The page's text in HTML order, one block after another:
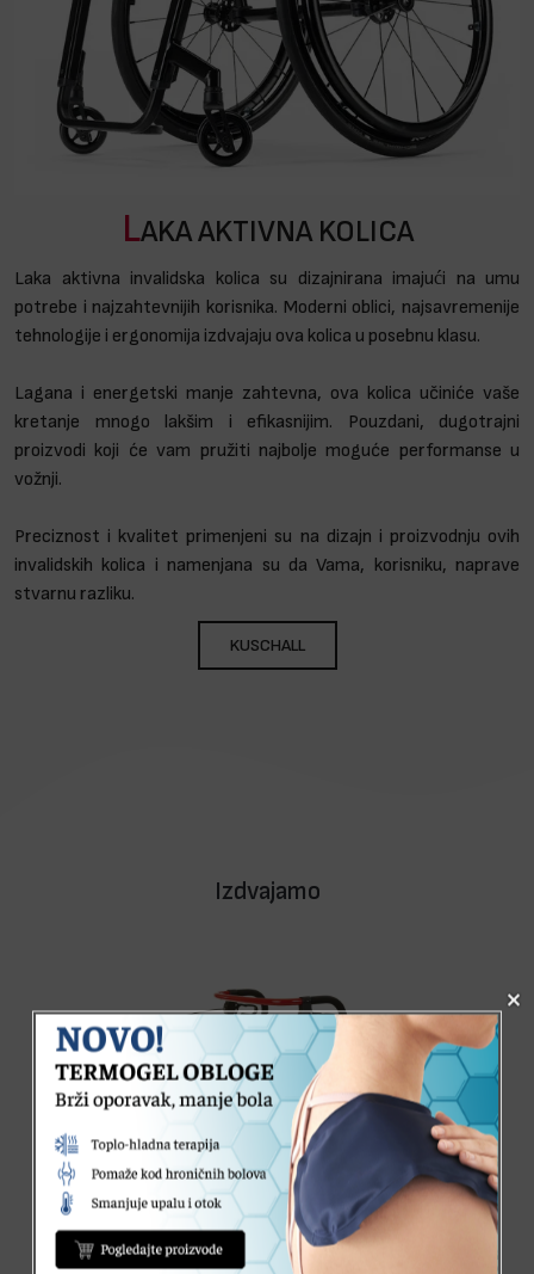
LAKA AKTIVNA KOLICA
Laka aktivna invalidska kolica su dizajnirana imajući na umu
potrebe i najzahtevnijih korisnika. Moderni oblici, najsavremenije
tehnologije i ergonomija izdvajaju ova kolica u posebnu klasu.
Lagana i energetski manje zahtevna, ova kolica učiniće vaše
kretanje mnogo lakšim i efikasnijim. Pouzdani, dugotrajni
proizvodi koji će vam pružiti najbolje moguće performanse u
vožnji.
Preciznost i kvalitet primenjeni su na dizajn i proizvodnju ovih
invalidskih kolica i namenjana su da Vama, korisniku, naprave
stvarnu razliku.
KUSCHALL
Izdvajamo
Nije dostupno
×